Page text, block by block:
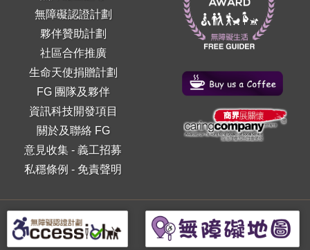
無障礙認證計劃
夥伴贊助計劃
社區合作推廣
生命天使捐贈計劃
FG 團隊及夥伴
資訊科技開發項目
關於及聯絡 FG
意見收集 -義工招募
私穩條例 - 免責聲明